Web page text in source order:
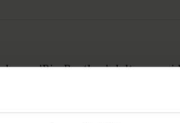
nye 'Big Brother'-deltagere